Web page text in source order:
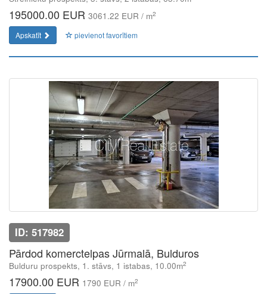
195000.00 EUR 3061.22 EUR / m2
Apskatīt pievienot favorītiem
ID: 517982
Pārdod komerctelpas Jūrmalā, Bulduros
Bulduru prospekts, 1. stāvs, 1 istabas, 10.00m2
17900.00 EUR 1790 EUR / m2